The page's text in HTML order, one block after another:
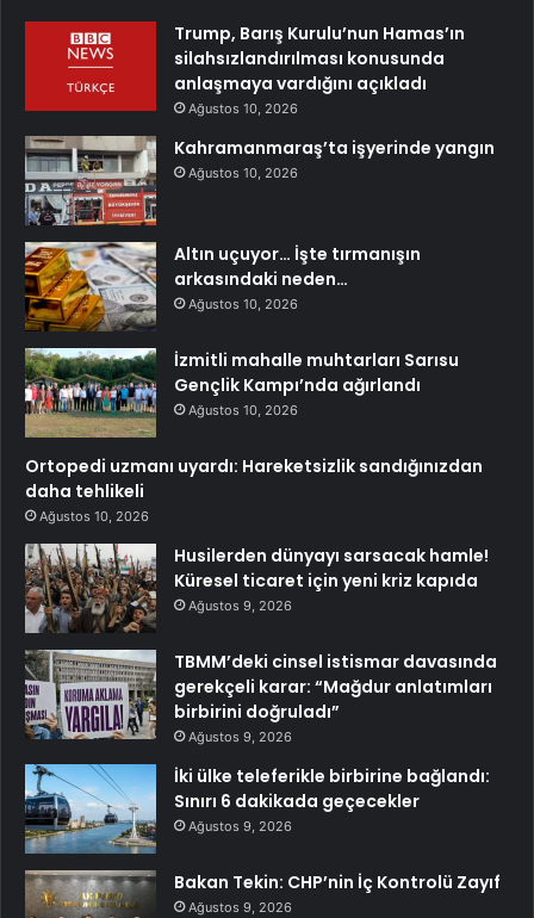
Trump, Barış Kurulu’nun Hamas’ın
silahsızlandırılması konusunda
anlaşmaya vardığını açıkladı
Ağustos 10, 2026
Kahramanmaraş’ta işyerinde yangın
Ağustos 10, 2026
Altın uçuyor… İşte tırmanışın
arkasındaki neden…
Ağustos 10, 2026
İzmitli mahalle muhtarları Sarısu
Gençlik Kampı’nda ağırlandı
Ağustos 10, 2026
Ortopedi uzmanı uyardı: Hareketsizlik sandığınızdan
daha tehlikeli
Ağustos 10, 2026
Husilerden dünyayı sarsacak hamle!
Küresel ticaret için yeni kriz kapıda
Ağustos 9, 2026
TBMM’deki cinsel istismar davasında
gerekçeli karar: “Mağdur anlatımları
birbirini doğruladı”
Ağustos 9, 2026
İki ülke teleferikle birbirine bağlandı:
Sınırı 6 dakikada geçecekler
Ağustos 9, 2026
Bakan Tekin: CHP’nin İç Kontrolü Zayıf
Ağustos 9, 2026